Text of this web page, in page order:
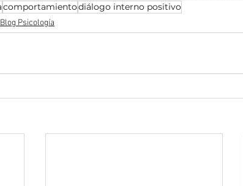
comportamientodiálogo interno positivo
Blog Psicología